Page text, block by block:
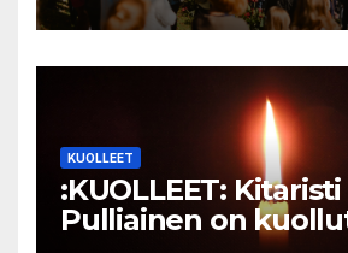
KUOLLEET
:KUOLLEET: Kitaristi
Pulliainen on